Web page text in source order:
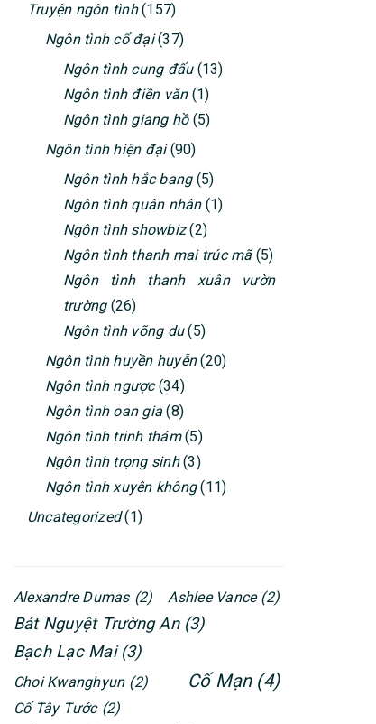
Truyện ngôn tình(157)
Ngôn tình cổ đại(37)
Ngôn tình cung đấu(13)
Ngôn tình điền văn(1)
Ngôn tình giang hồ(5)
Ngôn tình hiện đại(90)
Ngôn tình hắc bang(5)
Ngôn tình quân nhân(1)
Ngôn tình showbiz(2)
Ngôn tình thanh mai trúc mã(5)
Ngôn tình thanh xuân vườn
trường(26)
Ngôn tình võng du(5)
Ngôn tình huyền huyễn(20)
Ngôn tình ngược(34)
Ngôn tình oan gia (8)
Ngôn tình trinh thám(5)
Ngôn tình trọng sinh(3)
Ngôn tình xuyên không(11)
Uncategorized(1)
Alexandre Dumas (2) Ashlee Vance (2)
Bát Nguyệt Trường An (3)
Bạch Lạc Mai (3)
Choi Kwanghyun (2) Cố Mạn (4)
Cố Tây Tước (2)